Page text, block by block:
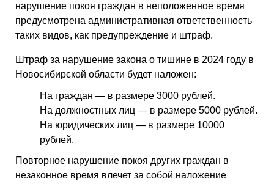
нарушение покоя граждан в неположенное время
предусмотрена административная ответственность
таких видов, как предупреждение и штраф.
Штраф за нарушение закона о тишине в 2024 году в
Новосибирской области будет наложен:
На граждан — в размере 3000 рублей.
На должностных лиц — в размере 5000 рублей.
На юридических лиц — в размере 10000
рублей.
Повторное нарушение покоя других граждан в
незаконное время влечет за собой наложение